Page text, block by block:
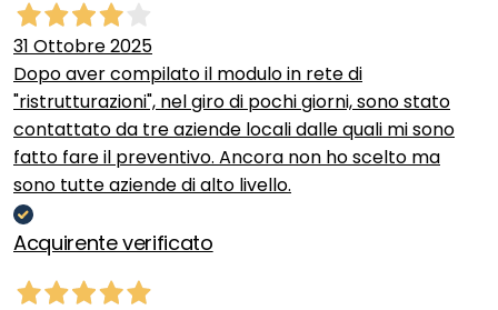
31 Ottobre 2025
Dopo aver compilato il modulo in rete di
"ristrutturazioni", nel giro di pochi giorni, sono stato
contattato da tre aziende locali dalle quali mi sono
fatto fare il preventivo. Ancora non ho scelto ma
sono tutte aziende di alto livello.
Acquirente verificato